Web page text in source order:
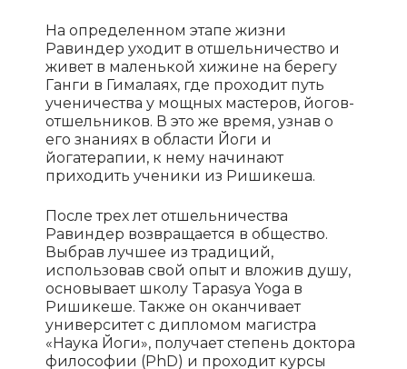
На определенном этапе жизни
Равиндер уходит в отшельничество и
живет в маленькой хижине на берегу
Ганги в Гималаях, где проходит путь
ученичества у мощных мастеров, йогов-
отшельников. В это же время, узнав о
его знаниях в области Йоги и
йогатерапии, к нему начинают
приходить ученики из Ришикеша.
После трех лет отшельничества
Равиндер возвращается в общество.
Выбрав лучшее из традиций,
использовав свой опыт и вложив душу,
основывает школу Tapasya Yoga в
Ришикеше. Также он оканчивает
университет с дипломом магистра
«Наука Йоги», получает степень доктора
философии (PhD) и проходит курсы